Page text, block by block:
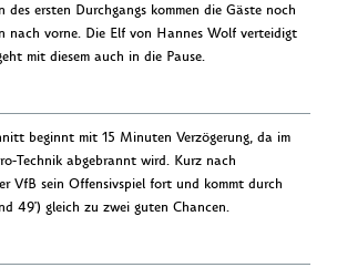
des ersten Durchgangs kommen die Gäste noch
nach vorne. Die Elf von Hannes Wolf verteidigt
mit diesem auch in die Pause.
beginnt mit 15 Minuten Verzögerung, da im
Technik abgebrannt wird. Kurz nach
VfB sein Offensivspiel fort und kommt durch
49') gleich zu zwei guten Chancen.